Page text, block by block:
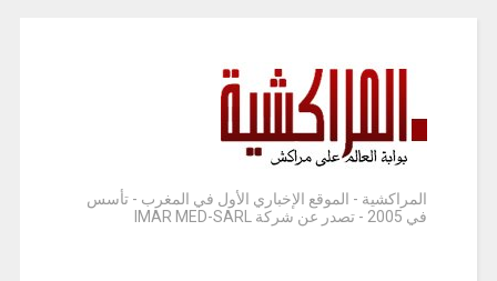
المراكشية - الموقع الإخباري الأول في المغرب - تأسس
في 2005 - تصدر عن شركة IMAR MED-SARL